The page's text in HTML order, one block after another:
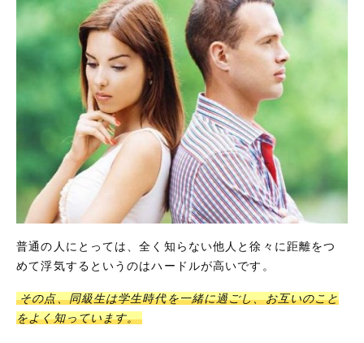
普通の人にとっては、全く知らない他人と徐々に距離をつ
めて浮気するというのはハードルが高いです。
その点、同級生は学生時代を一緒に過ごし、お互いのこと
をよく知っています。